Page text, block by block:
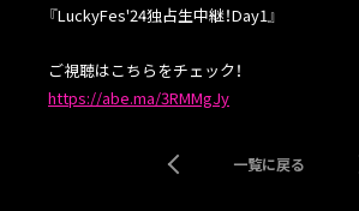
『LuckyFes'24独占生中継！Day1』
ご視聴はこちらをチェック！
https://abe.ma/3RMMgJy
一覧に戻る